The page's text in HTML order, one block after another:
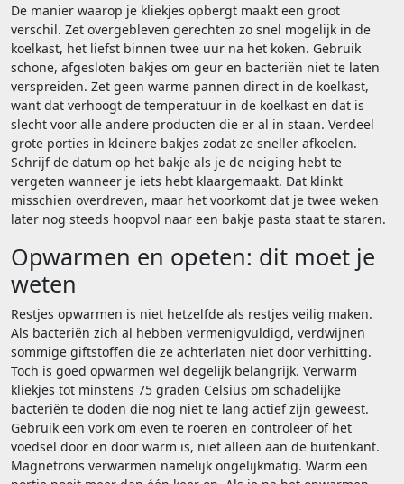
De manier waarop je kliekjes opbergt maakt een groot
verschil. Zet overgebleven gerechten zo snel mogelijk in de
koelkast, het liefst binnen twee uur na het koken. Gebruik
schone, afgesloten bakjes om geur en bacteriën niet te laten
verspreiden. Zet geen warme pannen direct in de koelkast,
want dat verhoogt de temperatuur in de koelkast en dat is
slecht voor alle andere producten die er al in staan. Verdeel
grote porties in kleinere bakjes zodat ze sneller afkoelen.
Schrijf de datum op het bakje als je de neiging hebt te
vergeten wanneer je iets hebt klaargemaakt. Dat klinkt
misschien overdreven, maar het voorkomt dat je twee weken
later nog steeds hoopvol naar een bakje pasta staat te staren.
Opwarmen en opeten: dit moet je
weten
Restjes opwarmen is niet hetzelfde als restjes veilig maken.
Als bacteriën zich al hebben vermenigvuldigd, verdwijnen
sommige giftstoffen die ze achterlaten niet door verhitting.
Toch is goed opwarmen wel degelijk belangrijk. Verwarm
kliekjes tot minstens 75 graden Celsius om schadelijke
bacteriën te doden die nog niet te lang actief zijn geweest.
Gebruik een vork om even te roeren en controleer of het
voedsel door en door warm is, niet alleen aan de buitenkant.
Magnetrons verwarmen namelijk ongelijkmatig. Warm een